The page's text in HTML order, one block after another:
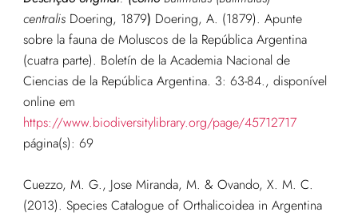
centralisDoering, 1879) Doering, A. (1879). Apunte
sobre la fauna de Moluscos de la República Argentina
(cuatra parte). Boletín de la Academia Nacional de
Ciencias de la República Argentina. 3: 63-84., disponível
online em
https://www.biodiversitylibrary.org/page/45712717
página(s): 69
Cuezzo, M. G., Jose Miranda, M. & Ovando, X. M. C.
(2013). Species Catalogue of Orthalicoidea in Argentina